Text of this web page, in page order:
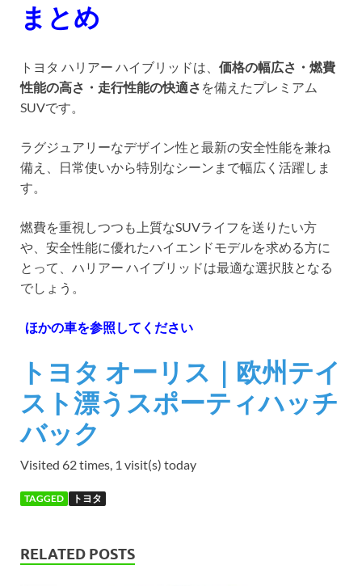
まとめ
トヨタ ハリアー ハイブリッドは、 価格の幅広さ・燃費
性能の高さ・走行性能の快適さ を備えたプレミアム
SUVです。
ラグジュアリーなデザイン性と最新の安全性能を兼ね
備え、日常使いから特別なシーンまで幅広く活躍しま
す。
燃費を重視しつつも上質なSUVライフを送りたい方
や、安全性能に優れたハイエンドモデルを求める方に
とって、ハリアー ハイブリッドは最適な選択肢となる
でしょう。
ほかの車を参照してください
トヨタ オーリス｜欧州テイ
スト漂うスポーティハッチ
バック
Visited 62 times, 1 visit(s) today
TAGGED トヨタ
RELATED POSTS